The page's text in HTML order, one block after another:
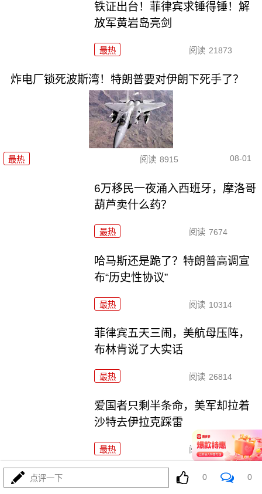
铁证出台！菲律宾求锤得锤！解
放军黄岩岛亮剑
最热 阅读 21873
炸电厂锁死波斯湾！特朗普要对伊朗下死手了？
最热 阅读 8915 08-01
6万移民一夜涌入西班牙，摩洛哥
葫芦卖什么药？
最热 阅读 7674
哈马斯还是跪了？特朗普高调宣
布“历史性协议”
最热 阅读 10314
菲律宾五天三闹，美航母压阵，
布林肯说了大实话
最热 阅读 26814
爱国者只剩半条命，美军却拉着
沙特去伊拉克踩雷
最热 阅读 11829
歼-36五架原型机轮番上天，美F-
点评一下 0 0